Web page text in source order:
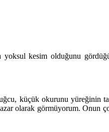
yoksul kesim olduğunu
küçük okurunu yüreğinin
olarak görmüyorum. Onun